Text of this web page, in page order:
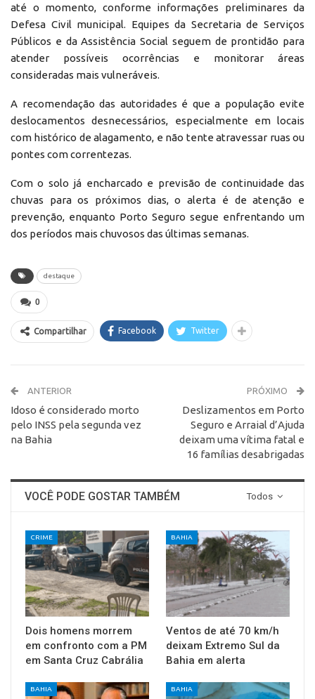
até o momento, conforme informações preliminares da
Defesa Civil municipal. Equipes da Secretaria de Serviços
Públicos e da Assistência Social seguem de prontidão para
atender possíveis ocorrências e monitorar áreas
consideradas mais vulneráveis.
A recomendação das autoridades é que a população evite
deslocamentos desnecessários, especialmente em locais
com histórico de alagamento, e não tente atravessar ruas ou
pontes com correntezas.
Com o solo já encharcado e previsão de continuidade das
chuvas para os próximos dias, o alerta é de atenção e
prevenção, enquanto Porto Seguro segue enfrentando um
dos períodos mais chuvosos das últimas semanas.
destaque
0
Compartilhar Facebook Twitter
ANTERIOR
Idoso é considerado morto
pelo INSS pela segunda vez
na Bahia
PRÓXIMO
Deslizamentos em Porto
Seguro e Arraial d’Ajuda
deixam uma vítima fatal e
16 famílias desabrigadas
Todos
VOCÊ PODE GOSTAR TAMBÉM
CRIME
Dois homens morrem
em confronto com a PM
em Santa Cruz Cabrália
BAHIA
Ventos de até 70 km/h
deixam Extremo Sul da
Bahia em alerta
BAHIA BAHIA